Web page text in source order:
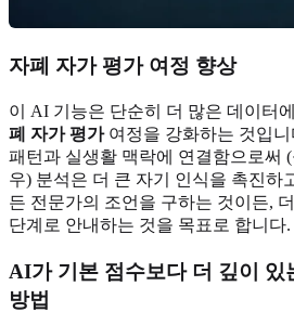
자폐 자가 평가 여정 향상
이 AI 기능은 단순히 더 많은 데이터
폐 자가 평가여정을 강화하는 것입
패턴과 실생활 맥락에 연결함으로써
우) 분석은 더 큰 자기 인식을 촉진하
든 전문가의 조언을 구하는 것이든,
단계로 안내하는 것을 목표로 합니다.
AI가 기본 점수보다 더 깊이 있
방법